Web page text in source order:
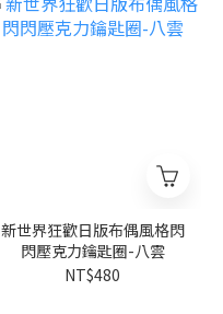
新世界狂歡日版布偶風格閃
閃壓克力鑰匙圈-八雲
NT$480